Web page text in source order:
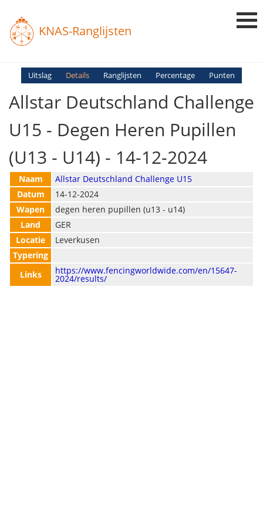
KNAS-Ranglijsten
Login
Ranglijsten
Uitslagen
Uitslag Details Ranglijsten Percentage Punten
Allstar Deutschland Challenge
U15 - Degen Heren Pupillen
(U13 - U14) - 14-12-2024
Naam
Allstar Deutschland Challenge U15
Datum
14-12-2024
Wapen
degen heren pupillen (u13 - u14)
Land
GER
Locatie
Leverkusen
Typering
Links
https://www.fencingworldwide.com/en/15647-
2024/results/